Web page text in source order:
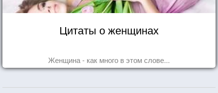
Цитаты о женщинах
Женщина - как много в этом слове...